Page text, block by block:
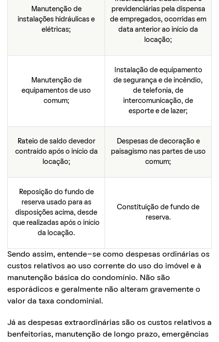
Manutenção de
instalações hidráulicas e
elétricas;
previdenciárias pela dispensa
de empregados, ocorridas em
data anterior ao início da
locação;
Manutenção de
equipamentos de uso
comum;
Instalação de equipamento
de segurança e de incêndio,
de telefonia, de
intercomunicação, de
esporte e de lazer;
Rateio de saldo devedor
contraído após o início da
locação;
Despesas de decoração e
paisagismo nas partes de uso
comum;
Reposição do fundo de
reserva usado para as
disposições acima, desde
que realizadas após o início
da locação.
Constituição de fundo de
reserva.
Sendo assim, entende-se como despesas ordinárias os
custos relativos ao uso corrente do uso do imóvel e à
manutenção básica do condomínio. Não são
esporádicos e geralmente não alteram gravemente o
valor da taxa condominial.
Já as despesas extraordinárias são os custos relativos a
benfeitorias, manutenção de longo prazo, emergências